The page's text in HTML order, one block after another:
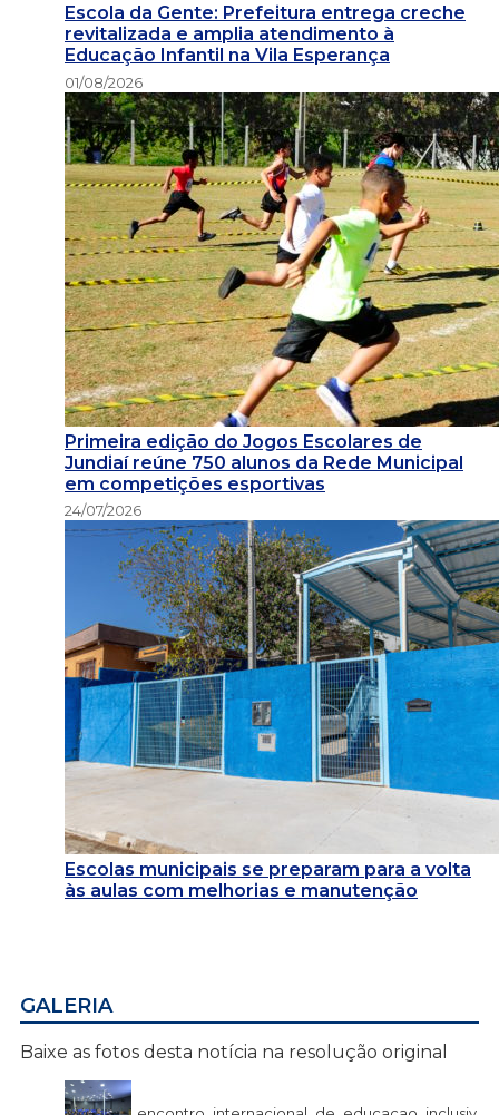
Escola da Gente: Prefeitura entrega creche
revitalizada e amplia atendimento à
Educação Infantil na Vila Esperança
01/08/2026
Primeira edição do Jogos Escolares de
Jundiaí reúne 750 alunos da Rede Municipal
em competições esportivas
24/07/2026
Escolas municipais se preparam para a volta
às aulas com melhorias e manutenção
GALERIA
Baixe as fotos desta notícia na resolução original